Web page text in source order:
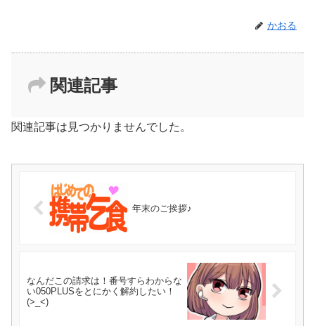
かおる
関連記事
関連記事は見つかりませんでした。
年末のご挨拶♪
なんだこの請求は！番号すらわからな
い050PLUSをとにかく解約したい！
(>_<)